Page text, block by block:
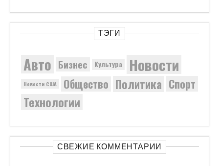
ТЭГИ
Авто Бизнес Культура Новости
Новости США Общество Политика Спорт
Технологии
СВЕЖИЕ КОММЕНТАРИИ